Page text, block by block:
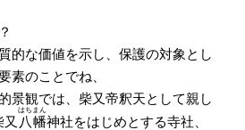
的な価値を示し、保護の対象とし
素のことでね、
景観では、柴又帝釈天として親し
又 八幡
はちまん
神社をはじめとする寺社、